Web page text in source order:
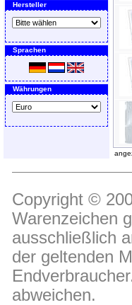
Hersteller
Sprachen
Währungen
Copyright ©
Warenzeichen
ausschließlich
der geltenden
abweichen.